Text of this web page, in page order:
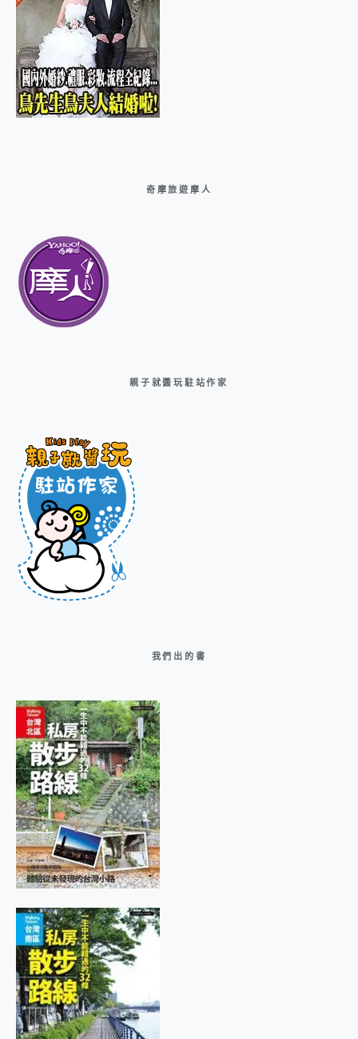
奇摩旅遊摩人
親子就醬玩駐站作家
我們出的書